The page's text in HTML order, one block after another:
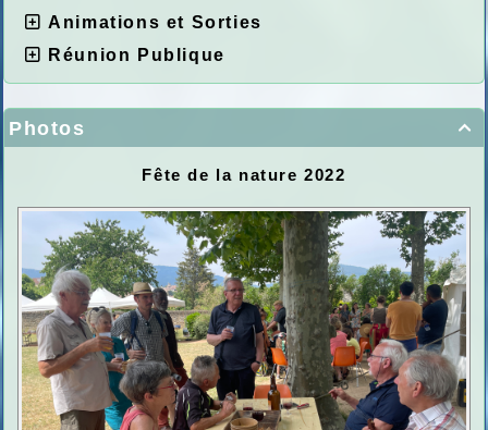
Animations et Sorties
Réunion Publique

Photos
Fête de la nature 2022